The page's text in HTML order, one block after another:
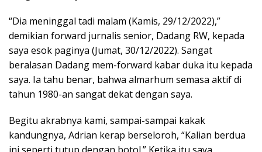
“Dia meninggal tadi malam (Kamis, 29/12/2022),”
demikian forward jurnalis senior, Dadang RW, kepada
saya esok paginya (Jumat, 30/12/2022). Sangat
beralasan Dadang mem-forward kabar duka itu kepada
saya. Ia tahu benar, bahwa almarhum semasa aktif di
tahun 1980-an sangat dekat dengan saya.
Begitu akrabnya kami, sampai-sampai kakak
kandungnya, Adrian kerap berseloroh, “Kalian berdua